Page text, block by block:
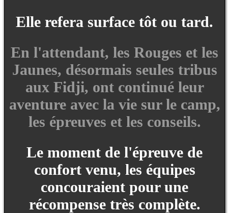
Elle refera surface tôt ou tard.
En l'attendant, les Rouges et les
Jaunes, désormais seules tribus
aux Fidji, ont continué leur
aventure avec la vie sur le camp,
les épreuves et les conseils.
Le moment de l'épreuve de
confort venu, les équipes
concouraient pour une
récompense très complète.